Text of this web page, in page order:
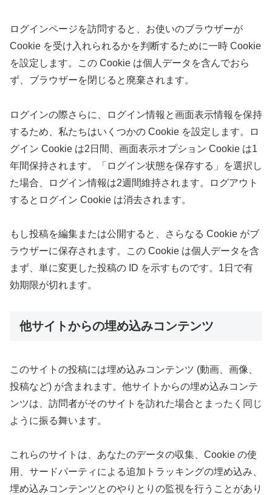
ログインページを訪問すると、お使いのブラウザーが
Cookie を受け入れられるかを判断するために一時 Cookie
を設定します。この Cookie は個人データを含んでおら
ず、ブラウザーを閉じると廃棄されます。
ログインの際さらに、ログイン情報と画面表示情報を保持
するため、私たちはいくつかの Cookie を設定します。ロ
グイン Cookie は2日間、画面表示オプション Cookie は1
年間保持されます。「ログイン状態を保存する」を選択し
た場合、ログイン情報は2週間維持されます。ログアウト
するとログイン Cookie は消去されます。
もし投稿を編集または公開すると、さらなる Cookie がブ
ラウザーに保存されます。この Cookie は個人データを含
まず、単に変更した投稿の ID を示すものです。1日で有
効期限が切れます。
他サイトからの埋め込みコンテンツ
このサイトの投稿には埋め込みコンテンツ (動画、画像、
投稿など) が含まれます。他サイトからの埋め込みコンテ
ンツは、訪問者がそのサイトを訪れた場合とまったく同じ
ように振る舞います。
これらのサイトは、あなたのデータの収集、Cookie の使
用、サードパーティによる追加トラッキングの埋め込み、
埋め込みコンテンツとのやりとりの監視を行うことがあり